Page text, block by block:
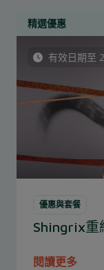
精選優惠
有效日期至
優惠與套餐
Shingrix重
閱讀更多